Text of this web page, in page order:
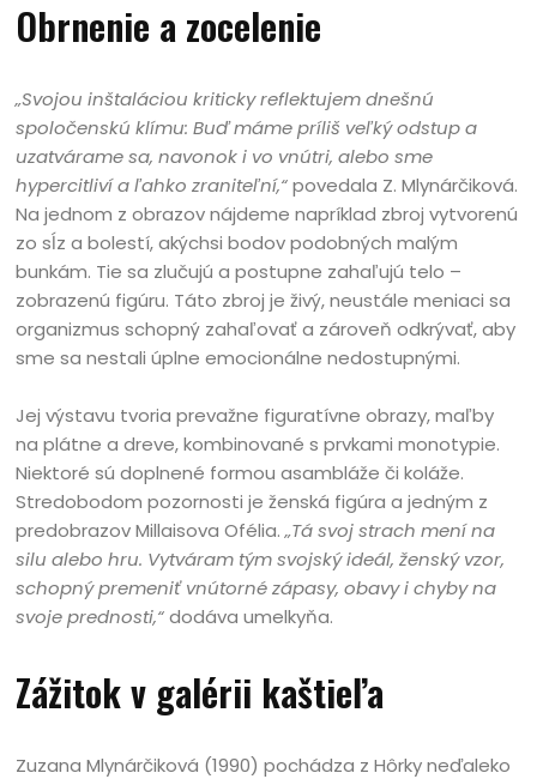
Obrnenie a zocelenie
„Svojou inštaláciou kriticky reflektujem dnešnú
spoločenskú klímu: Buď máme príliš veľký odstup a
uzatvárame sa, navonok i vo vnútri, alebo sme
hypercitliví a ľahko zraniteľní,“povedala Z. Mlynárčiková.
Na jednom z obrazov nájdeme napríklad zbroj vytvorenú
zo sĺz a bolestí, akýchsi bodov podobných malým
bunkám. Tie sa zlučujú a postupne zahaľujú telo –
zobrazenú figúru. Táto zbroj je živý, neustále meniaci sa
organizmus schopný zahaľovať a zároveň odkrývať, aby
sme sa nestali úplne emocionálne nedostupnými.
Jej výstavu tvoria prevažne figuratívne obrazy, maľby
na plátne a dreve, kombinované s prvkami monotypie.
Niektoré sú doplnené formou asambláže či koláže.
Stredobodom pozornosti je ženská figúra a jedným z
predobrazov Millaisova Ofélia.„Tá svoj strach mení na
silu alebo hru. Vytváram tým svojský ideál, ženský vzor,
schopný premeniť vnútorné zápasy, obavy i chyby na
svoje prednosti,“dodáva umelkyňa.
Zážitok v galérii kaštieľa
Zuzana Mlynárčiková (1990) pochádza z Hôrky neďaleko